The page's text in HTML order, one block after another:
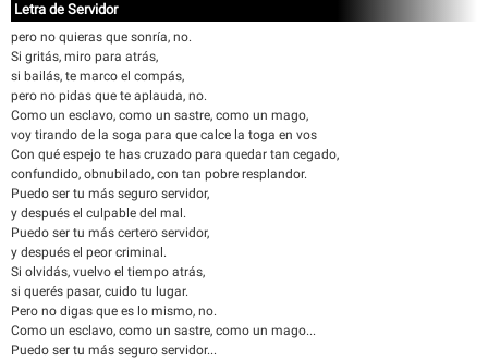
Letra de Servidor
pero no quieras que sonría, no.
Si gritás, miro para atrás,
si bailás, te marco el compás,
pero no pidas que te aplauda, no.
Como un esclavo, como un sastre, como un mago,
voy tirando de la soga para que calce la toga en vos
Con qué espejo te has cruzado para quedar tan cegado,
confundido, obnubilado, con tan pobre resplandor.
Puedo ser tu más seguro servidor,
y después el culpable del mal.
Puedo ser tu más certero servidor,
y después el peor criminal.
Si olvidás, vuelvo el tiempo atrás,
si querés pasar, cuido tu lugar.
Pero no digas que es lo mismo, no.
Como un esclavo, como un sastre, como un mago...
Puedo ser tu más seguro servidor...